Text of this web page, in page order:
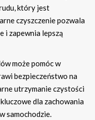
który jest
czyszczenie pozwala
i zapewnia lepszą
może pomóc w
bezpieczeństwo na
utrzymanie czystości
dla zachowania
samochodzie.